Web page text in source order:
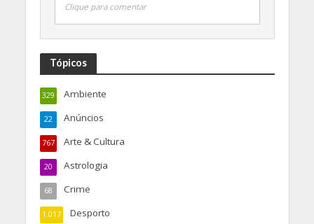
Clique para comentar
Tópicos
Ambiente
329
Anúncios
22
Arte & Cultura
767
Astrologia
20
Crime
68
Desporto
1.017